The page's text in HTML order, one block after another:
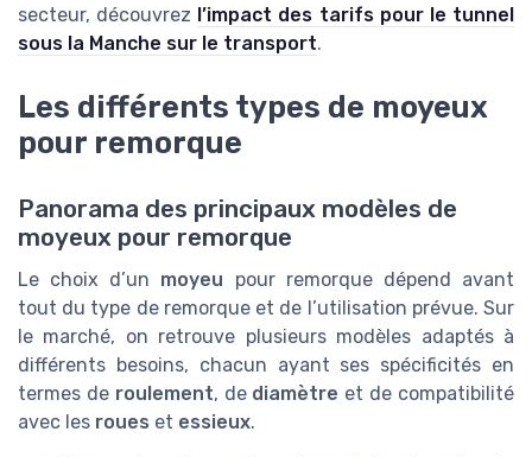
secteur, découvrez l’impact des tarifs pour le tunnel
sous la Manche sur le transport.
Les différents types de moyeux
pour remorque
Panorama des principaux modèles de
moyeux pour remorque
Le choix d’un moyeu pour remorque dépend avant
tout du type de remorque et de l’utilisation prévue. Sur
le marché, on retrouve plusieurs modèles adaptés à
différents besoins, chacun ayant ses spécificités en
termes de roulement, de diamètre et de compatibilité
avec les roues et essieux.